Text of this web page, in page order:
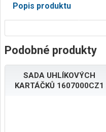
Popis produktu
Podobné produkty
SADA UHLÍKOVÝCH
KARTÁČKŮ 1607000CZ1